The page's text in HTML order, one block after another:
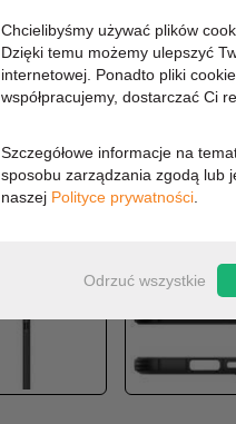
Chcielibyśmy używać plików
Dzięki temu możemy ulepszyć
internetowej. Ponadto pliki
współpracujemy, dostarczać Ci
Szczegółowe informacje na
sposobu zarządzania zgodą lub
naszej Polityce prywatności
Odrzuć wszystkie